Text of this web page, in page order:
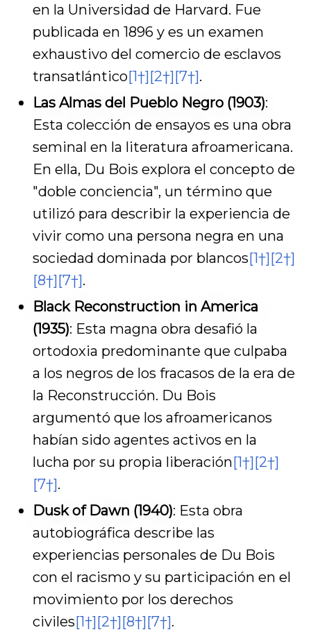
en la Universidad de Harvard. Fue
publicada en 1896 y es un examen
exhaustivo del comercio de esclavos
transatlántico[1†][2†][7†].
Las Almas del Pueblo Negro (1903):
Esta colección de ensayos es una obra
seminal en la literatura afroamericana.
En ella, Du Bois explora el concepto de
"doble conciencia", un término que
utilizó para describir la experiencia de
vivir como una persona negra en una
sociedad dominada por blancos[1†][2†]
[8†][7†].
Black Reconstruction in America
(1935): Esta magna obra desafió la
ortodoxia predominante que culpaba
a los negros de los fracasos de la era de
la Reconstrucción. Du Bois
argumentó que los afroamericanos
habían sido agentes activos en la
lucha por su propia liberación[1†][2†]
[7†].
Dusk of Dawn (1940): Esta obra
autobiográfica describe las
experiencias personales de Du Bois
con el racismo y su participación en el
movimiento por los derechos
civiles[1†][2†][8†][7†].